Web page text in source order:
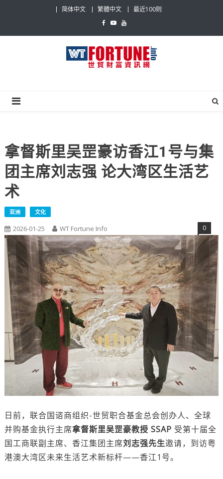
简体中文 繁體中文 最近100则
拿督斯里吴罡豪访香江1号与集
团主席刘志强 论大湾区生活艺
术
亚洲 文化
2026-01-25 WT Fortune Info 0
日前，联合国谘商组织-世贸职合基金总会创办人、全球
并购基金执行主席拿督斯里吴罡豪教授 SSAP 受第十届全
国工商联副主席、香江集团主席刘志强先生邀请，到访粤
港澳大湾区未来生活艺术新标杆——香江1号。